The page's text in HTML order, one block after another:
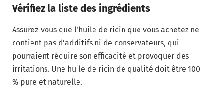
Vérifiez la liste des ingrédients
Assurez-vous que l’huile de ricin que vous achetez ne
contient pas d’additifs ni de conservateurs, qui
pourraient réduire son efficacité et provoquer des
irritations. Une huile de ricin de qualité doit être 100
% pure et naturelle.